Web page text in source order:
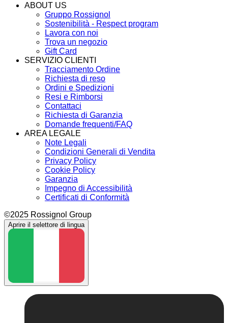
ABOUT US
Gruppo Rossignol
Sostenibilità - Respect program
Lavora con noi
Trova un negozio
Gift Card
SERVIZIO CLIENTI
Tracciamento Ordine
Richiesta di reso
Ordini e Spedizioni
Resi e Rimborsi
Contattaci
Richiesta di Garanzia
Domande frequenti/FAQ
AREA LEGALE
Note Legali
Condizioni Generali di Vendita
Privacy Policy
Cookie Policy
Garanzia
Impegno di Accessibilità
Certificati di Conformità
©2025 Rossignol Group
Aprire il selettore di lingua